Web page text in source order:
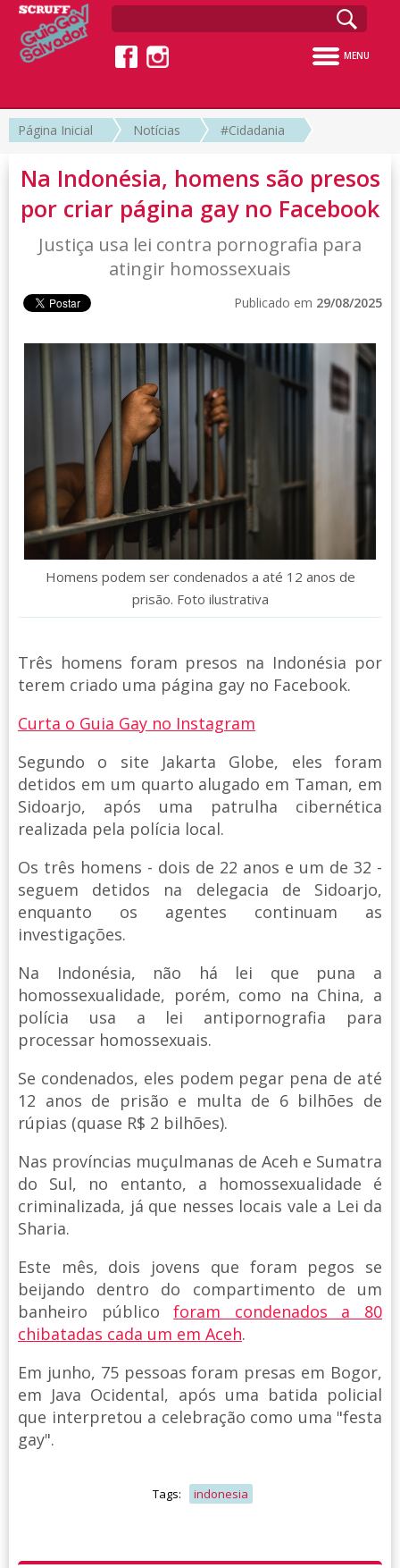
MENU
Página Inicial Notícias #Cidadania
Na Indonésia, homens são presos
por criar página gay no Facebook
Justiça usa lei contra pornografia para
atingir homossexuais
Publicado em 29/08/2025
Homens podem ser condenados a até 12 anos de
prisão. Foto ilustrativa
Três homens foram presos na Indonésia por
terem criado uma página gay no Facebook.
Curta o Guia Gay no Instagram
Segundo o site Jakarta Globe, eles foram
detidos em um quarto alugado em Taman, em
Sidoarjo, após uma patrulha cibernética
realizada pela polícia local.
Os três homens - dois de 22 anos e um de 32 -
seguem detidos na delegacia de Sidoarjo,
enquanto os agentes continuam as
investigações.
Na Indonésia, não há lei que puna a
homossexualidade, porém, como na China, a
polícia usa a lei antipornografia para
processar homossexuais.
Se condenados, eles podem pegar pena de até
12 anos de prisão e multa de 6 bilhões de
rúpias (quase R$ 2 bilhões).
Nas províncias muçulmanas de Aceh e Sumatra
do Sul, no entanto, a homossexualidade é
criminalizada, já que nesses locais vale a Lei da
Sharia.
Este mês, dois jovens que foram pegos se
beijando dentro do compartimento de um
banheiro públicoforam condenados a 80
chibatadas cada um em Aceh.
Em junho, 75 pessoas foram presas em Bogor,
em Java Ocidental, após uma batida policial
que interpretou a celebração como uma "festa
gay".
Tags: indonesia